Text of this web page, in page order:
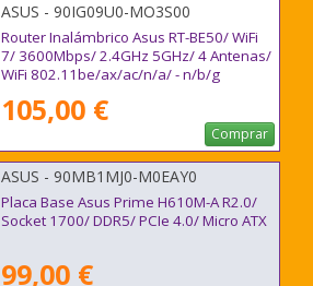
ASUS - 90IG09U0-MO3S00
Router Inalámbrico Asus RT-BE50/ WiFi
7/ 3600Mbps/ 2.4GHz 5GHz/ 4 Antenas/
WiFi 802.11be/ax/ac/n/a/ - n/b/g
105,00 €
Comprar
ASUS - 90MB1MJ0-M0EAY0
Placa Base Asus Prime H610M-A R2.0/
Socket 1700/ DDR5/ PCIe 4.0/ Micro ATX
99,00 €